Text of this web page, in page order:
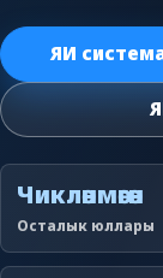
ЯИ
Чикләнмәгән
Осталык юллары